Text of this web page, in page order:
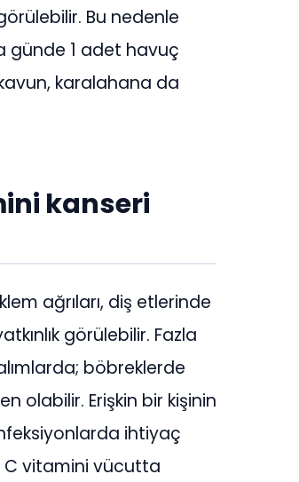
Bu nedenle
günde 1 adet havuç
karalahana da
kanseri
ağrıları, diş etlerinde
görülebilir. Fazla
böbreklerde
olabilir. Erişkin bir kişinin
ihtiyaç
C vitamini vücutta